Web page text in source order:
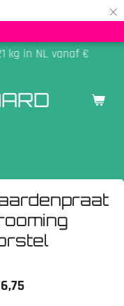
×
kg in NL vanaf €